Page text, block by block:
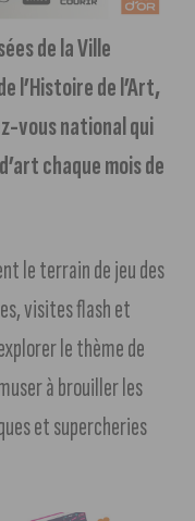
de la Ville
l’Histoire de l’Art,
vous national qui
chaque mois de
le terrain de jeu des
visites flash et
le thème de
à brouiller les
et supercheries